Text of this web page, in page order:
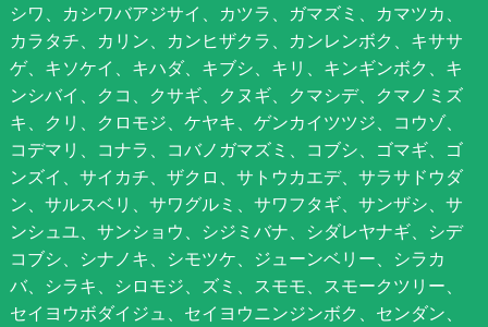
シワ、カシワバアジサイ、カツラ、ガマズミ、カマツカ、
カラタチ、カリン、カンヒザクラ、カンレンボク、キササ
ゲ、キソケイ、キハダ、キブシ、キリ、キンギンボク、キ
ンシバイ、クコ、クサギ、クヌギ、クマシデ、クマノミズ
キ、クリ、クロモジ、ケヤキ、ゲンカイツツジ、コウゾ、
コデマリ、コナラ、コバノガマズミ、コブシ、ゴマギ、ゴ
ンズイ、サイカチ、ザクロ、サトウカエデ、サラサドウダ
ン、サルスベリ、サワグルミ、サワフタギ、サンザシ、サ
ンシュユ、サンショウ、シジミバナ、シダレヤナギ、シデ
コブシ、シナノキ、シモツケ、ジューンベリー、シラカ
バ、シラキ、シロモジ、ズミ、スモモ、スモークツリー、
セイヨウボダイジュ、セイヨウニンジンボク、センダン、